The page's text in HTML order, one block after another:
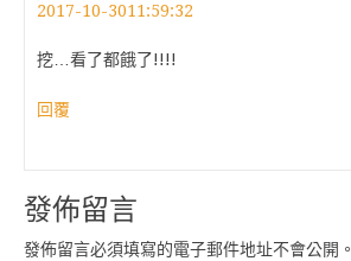
2017-10-3011:59:32
挖…看了都餓了!!!!
回覆
發佈留言
發佈留言必須填寫的電子郵件地址不會公開。